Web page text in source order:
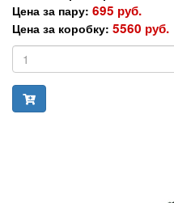
Цена за пару: 695 руб.
Цена за коробку: 5560 руб.